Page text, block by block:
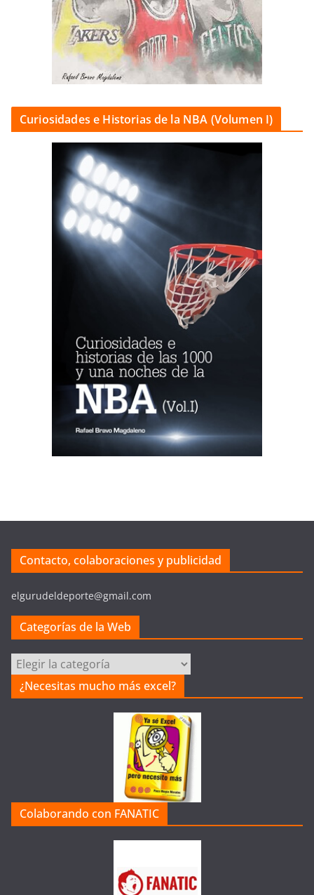
Curiosidades e Historias de la NBA (Volumen I)
Contacto, colaboraciones y publicidad
elgurudeldeporte@gmail.com
Categorías de la Web
Categorías
de
la
¿Necesitas mucho más excel?
Colaborando con FANATIC